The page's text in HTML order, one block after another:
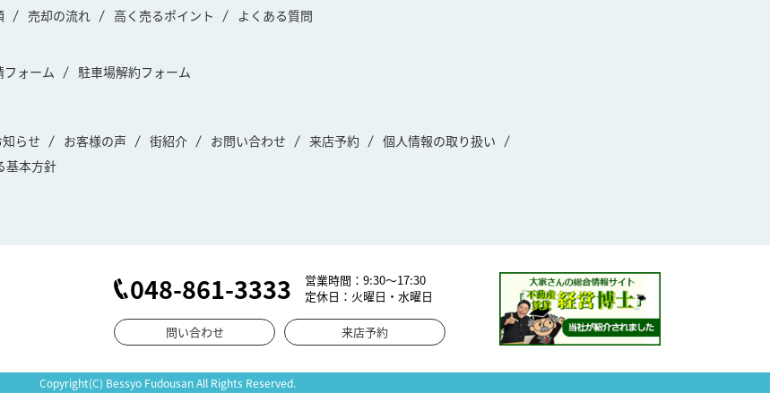
売却の流れ 高く売るポイント よくある質問
フォーム 駐車場解約フォーム
知らせ お客様の声 街紹介 お問い合わせ 来店予約
個人情報の取り扱い
基本方針
048-861-3333
営業時間：9:30～17:30
定休日：火曜日・水曜日
問い合わせ 来店予約
Copyright(C) Bessyo Fudousan All Rights Reserved.